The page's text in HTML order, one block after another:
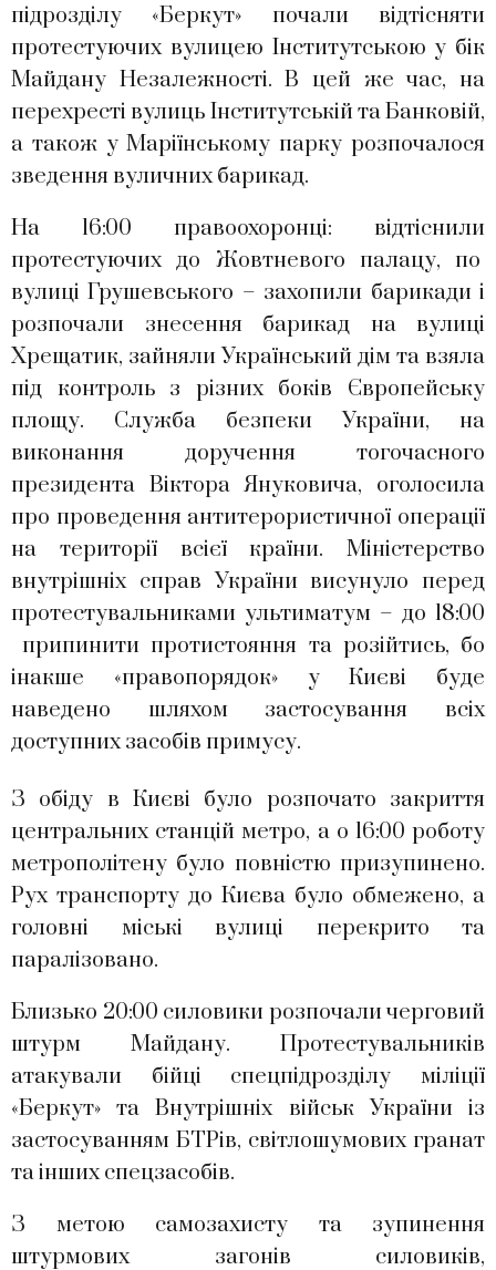
підрозділу «Беркут» почали відтісняти
протестуючих вулицею Інститутською у бік
Майдану Незалежності. В цей же час, на
перехресті вулиць Інститутській та Банковій,
а також у Маріїнському парку розпочалося
зведення вуличних барикад.
На 16:00 правоохоронці: відтіснили
протестуючих до Жовтневого палацу, по
вулиці Грушевського – захопили барикади і
розпочали знесення барикад на вулиці
Хрещатик, зайняли Український дім та взяла
під контроль з різних боків Європейську
площу. Служба безпеки України, на
виконання доручення тогочасного
президента Віктора Януковича, оголосила
про проведення антитерористичної операції
на території всієї країни. Міністерство
внутрішніх справ України висунуло перед
протестувальниками ультиматум – до 18:00
припинити протистояння та розійтись, бо
інакше «правопорядок» у Києві буде
наведено шляхом застосування всіх
доступних засобів примусу.
З обіду в Києві було розпочато закриття
центральних станцій метро, а о 16:00 роботу
метрополітену було повністю призупинено.
Рух транспорту до Києва було обмежено, а
головні міські вулиці перекрито та
паралізовано.
Близько 20:00 силовики розпочали черговий
штурм Майдану. Протестувальників
атакували бійці спецпідрозділу міліції
«Беркут» та Внутрішніх військ України із
застосуванням БТРів, світлошумових гранат
та інших спецзасобів.
З метою самозахисту та зупинення
штурмових загонів силовиків,